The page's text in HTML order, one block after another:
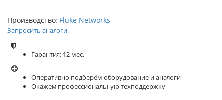
Производство: Fluke Networks
Запросить аналоги
Гарантия: 12 мес.
Оперативно подберём оборудование и аналоги
Окажем профессиональную техподдержку